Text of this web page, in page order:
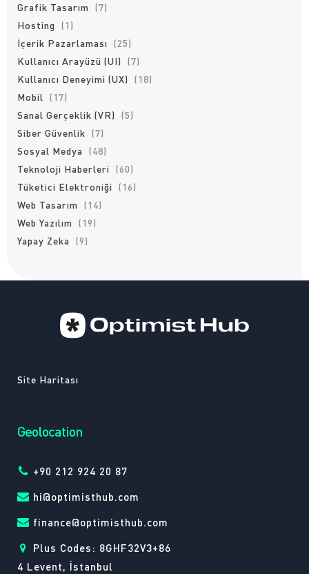
Grafik Tasarım
(7)
Hosting
(1)
İçerik Pazarlaması
(25)
Kullanıcı Arayüzü (UI)
(7)
Kullanıcı Deneyimi (UX)
(18)
Mobil
(17)
Sanal Gerçeklik (VR)
(5)
Siber Güvenlik (7)
Sosyal Medya
(48)
Teknoloji Haberleri
(60)
Tüketici Elektroniği
(16)
Web Tasarım
(14)
Web Yazılım
(19)
Yapay Zeka
(9)
Site Haritası
Geolocation
+90 212 924 20 87
hi@optimisthub.com
finance@optimisthub.com
Plus Codes: 8GHF32V3+86
4 Levent, İstanbul